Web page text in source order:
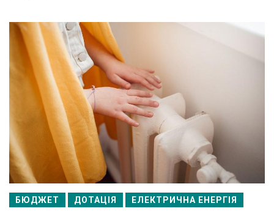
БЮДЖЕТ ДОТАЦІЯ ЕЛЕКТРИЧНА ЕНЕРГІЯ